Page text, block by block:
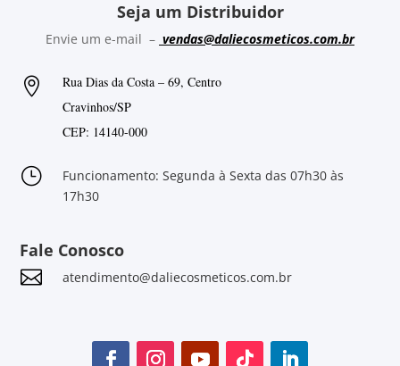
Seja um Distribuidor
Envie um e-mail – vendas@daliecosmeticos.com.br

Rua Dias da Costa – 69, Centro
Cravinhos/SP
CEP: 14140-000
}
Funcionamento: Segunda à Sexta das 07h30 às
17h30
Fale Conosco
 atendimento@daliecosmeticos.com.br